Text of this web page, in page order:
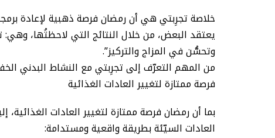
خلاصة تجرِبتي هي أن رمضان فرصة ذهبية لإعادة برمجة
يعتقد البعض، من خلال النتائج التي لاحظتُها،
وتحسُّن في المزاج والتركيز”.
من المهم التعرّف إلى تجرِبتي مع النشاط البدني
فرصة ممتازة لتغيير العادات الغذائية
بما أن رمضان فرصة ممتازة لتغيير العادات
العادات السيّئة بطريقة واقعية ومستدامة: